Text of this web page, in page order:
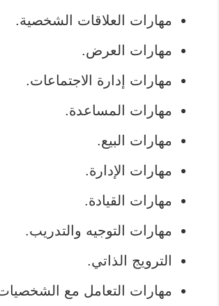
مهارات العلاقات الشخصية.
مهارات العرض.
مهارات إدارة الاجتماعات.
مهارات المساعدة.
مهارات البيع.
مهارات الإدارة.
مهارات القيادة.
مهارات التوجيه والتدريب.
الترويج الذاتي.
مهارات التعامل مع